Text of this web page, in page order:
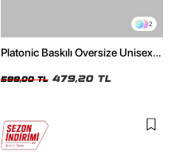
2
Platonic Baskılı Oversize Unisex
599,00 TL 479,20 TL